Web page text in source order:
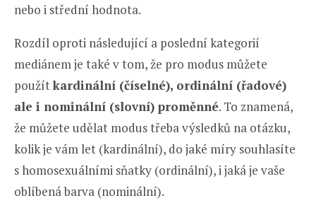
nebo i střední hodnota.
Rozdíl oproti následující a poslední kategorií
mediánem je také v tom, že pro modus můžete
použítkardinální (číselné), ordinální (řadové)
ale i nominální (slovní) proměnné. To znamená,
že můžete udělat modus třeba výsledků na otázku,
kolik je vám let (kardinální), do jaké míry souhlasíte
s homosexuálními sňatky (ordinální), i jaká je vaše
oblíbená barva (nominální).